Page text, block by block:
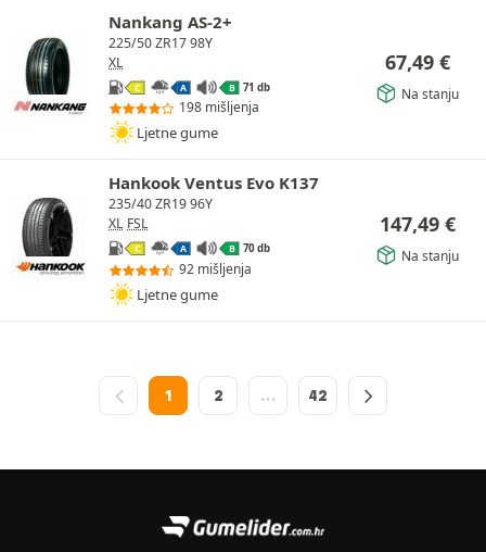
Nankang AS-2+
225/50 ZR17 98Y
XL
C A B 71 db
198 mišljenja
Ljetne gume
67,49 €
Na stanju
Hankook Ventus Evo K137
235/40 ZR19 96Y
XL FSL
C A B 70 db
92 mišljenja
Ljetne gume
147,49 €
Na stanju
1 2 … 42